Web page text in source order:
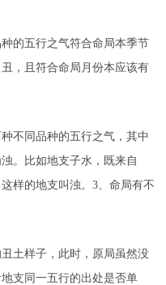
的五行之气符合命局本季节
，且符合命局月份本应该有
不同品种的五行之气，其中
。比如地支子水，既来自
样的地支叫浊。3、命局有不
土样子，此时，原局虽然没
支同一五行的出处是否单